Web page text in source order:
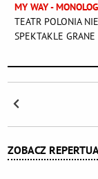
ZOBACZ
MY WAY -
TEATR POLONIA
SPEKTAKLE